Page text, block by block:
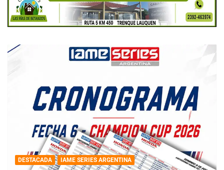
DESTACADA IAME SERIES ARGENTINA